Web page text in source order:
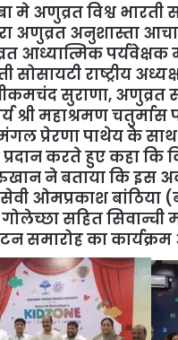
मे अणुव्रत विश्व
अणुव्रत अनुशास्ता
आध्यात्मिक
सोसायटी राष्ट्रीय
सुराणा,
श्री महाश्रमण
प्रेरणा पाथेय के साथ
करते हुए कहा कि
ने बताया कि इस
ओमप्रकाश बांठिया
सहित सिवान्ची
समारोह का